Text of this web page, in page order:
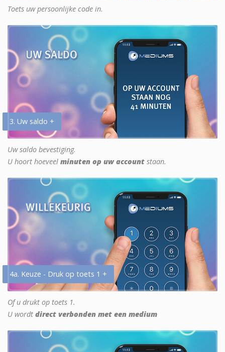
Toets uw persoonlijke code in.
3. Uw saldo +
Uw saldo bevestiging.
U hoort hoeveel minuten op uw account staan.
4a. Keuze - Druk op toets 1 +
Of u drukt op toets 1.
U wordt direct verbonden met een medium